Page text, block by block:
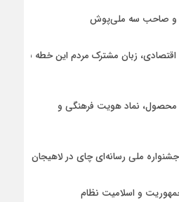
و صاحب سه ملی‌پوش
زبان مشترک مردم این خطه با
محصول، نماد هویت فرهنگی و
ملی رسانه‌ای چای در لاهیجان
و اسلامیت نظام